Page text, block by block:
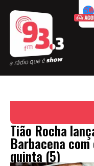
Tião Rocha
Barbacena
quinta (5)